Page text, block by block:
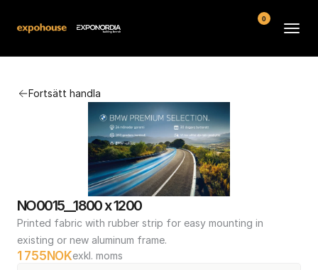
Fortsätt handla
NO0015__1800 x 1200
Printed fabric with rubber strip for easy mounting in
existing or new aluminum frame.
1 755 NOKexkl. moms
Kontakt
Köpvillkor
0